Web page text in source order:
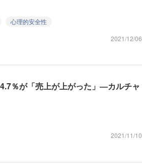
心理的安全性
2021/12/06
％が「売上が上がった」―カルチャ
2021/11/10